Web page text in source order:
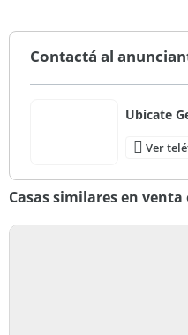
Contactá al
Ubicate
Ver
Casas similares en